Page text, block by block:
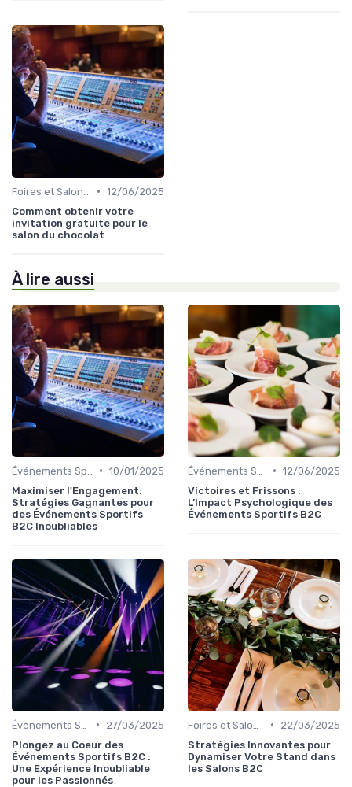
• 12/06/2025
Comment obtenir votre
invitation gratuite pour le
salon du chocolat
À lire aussi
• 10/01/2025
Maximiser l'Engagement:
Stratégies Gagnantes pour
des Événements Sportifs
B2C Inoubliables
• 12/06/2025
Victoires et Frissons :
L’Impact Psychologique des
Événements Sportifs B2C
•
27/03/2025
Plongez au Coeur des
Événements Sportifs B2C :
Une Expérience Inoubliable
pour les Passionnés
•
22/03/2025
Stratégies Innovantes pour
Dynamiser Votre Stand dans
les Salons B2C